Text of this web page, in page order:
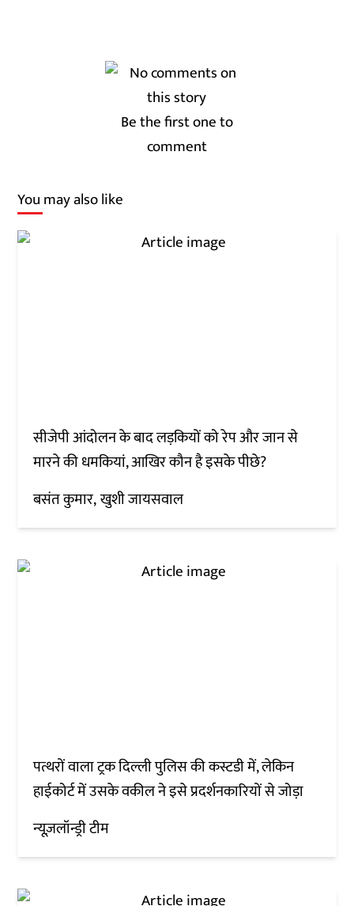
Be the first one to
comment
You may also like
सीजेपी आंदोलन के बाद लड़कियों को रेप और जान से
मारने की धमकियां, आखिर कौन है इसके पीछे?
बसंत कुमार खुशी जायसवाल
पत्थरों वाला ट्रक दिल्ली पुलिस की कस्टडी में, लेकिन
हाईकोर्ट में उसके वकील ने इसे प्रदर्शनकारियों से जोड़ा
न्यूज़लॉन्ड्री टीम